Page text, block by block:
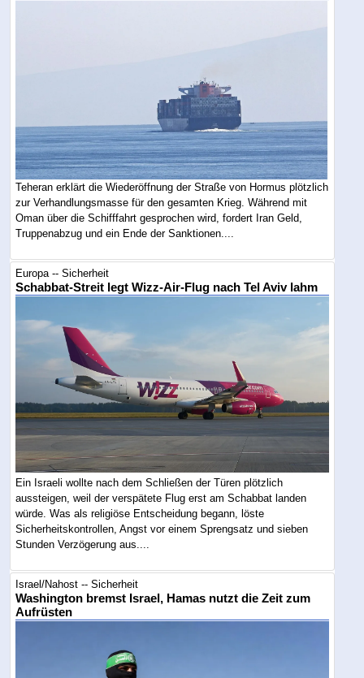
Teheran erklärt die Wiederöffnung der Straße von Hormus plötzlich
zur Verhandlungsmasse für den gesamten Krieg. Während mit
Oman über die Schifffahrt gesprochen wird, fordert Iran Geld,
Truppenabzug und ein Ende der Sanktionen....
Europa -- Sicherheit
Schabbat-Streit legt Wizz-Air-Flug nach Tel Aviv lahm
Ein Israeli wollte nach dem Schließen der Türen plötzlich
aussteigen, weil der verspätete Flug erst am Schabbat landen
würde. Was als religiöse Entscheidung begann, löste
Sicherheitskontrollen, Angst vor einem Sprengsatz und sieben
Stunden Verzögerung aus....
Israel/Nahost -- Sicherheit
Washington bremst Israel, Hamas nutzt die Zeit zum
Aufrüsten